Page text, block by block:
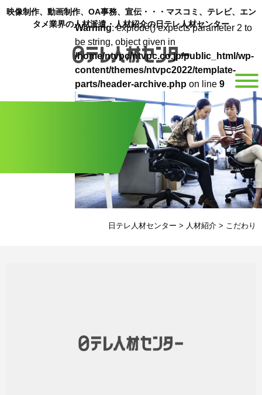
映像制作、動画制作、OA事務、宣伝・・・マスコミ、テレビ、エン
タメ業界の人材派遣・人材紹介の日テレ人材センター
Warning: explode() expects parameter 2 to
be string, object given in
/home/ntvpc/ntvpc.co.jp/public_html/wp-
content/themes/ntvpc2022/template-
parts/header-archive.php on line 9
日テレ人材センター > 人材紹介 > こだわり